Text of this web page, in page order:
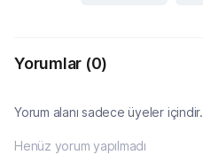
Yorumlar (0)
Yorum alanı sadece üyeler içindir.
Henüz yorum yapılmadı